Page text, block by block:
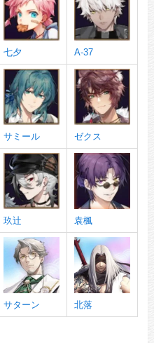
七夕 A-37
サミール ゼクス
玖辻 袁楓
サターン 北落